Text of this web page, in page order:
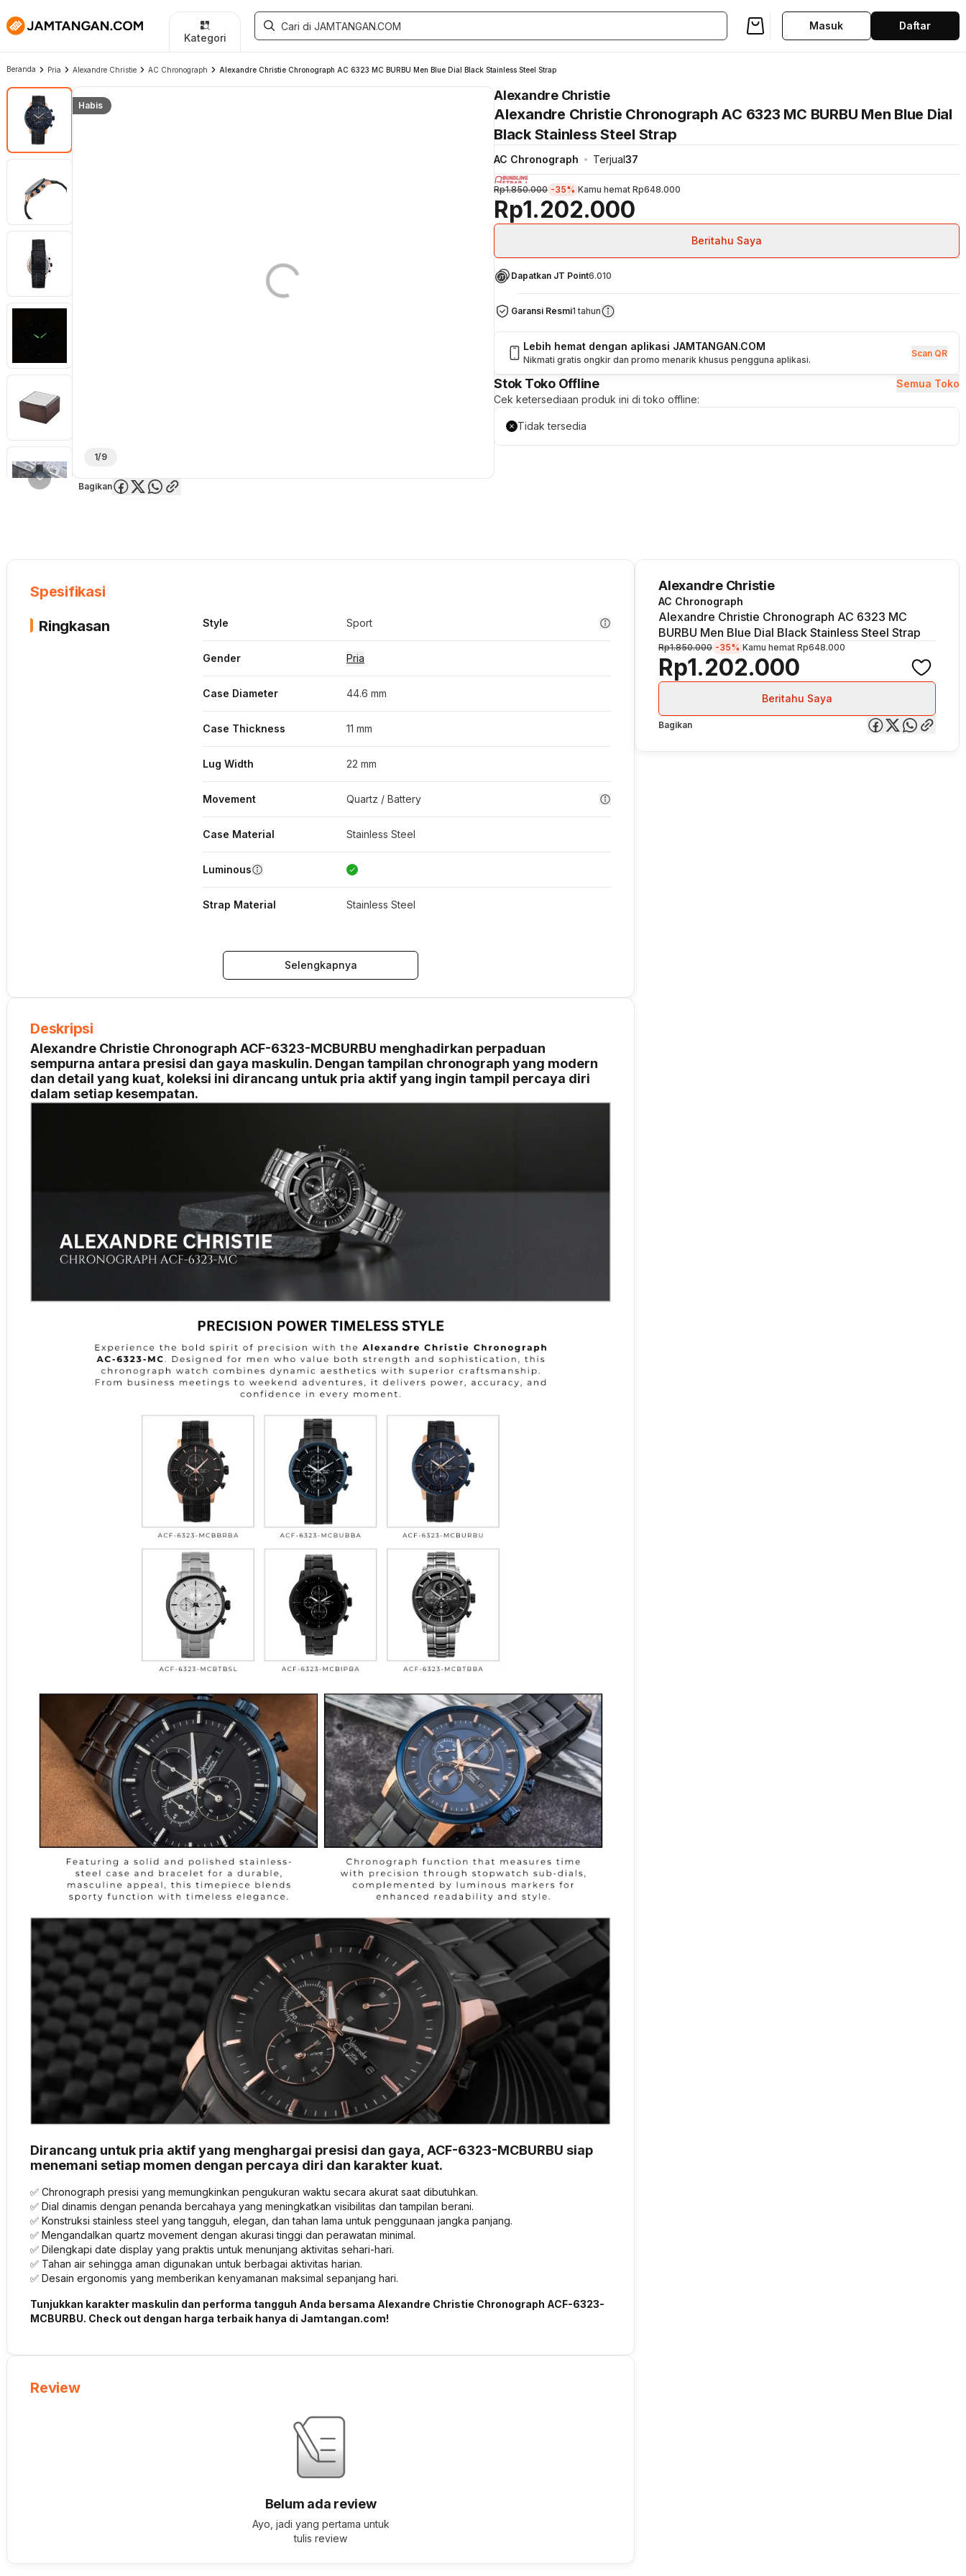
Kategori
Masuk Daftar
Beranda Pria Alexandre Christie AC Chronograph Alexandre Christie Chronograph AC 6323 MC BURBU Men Blue Dial Black Stainless Steel Strap
Habis
1/9
Bagikan
Alexandre Christie
Alexandre Christie Chronograph AC 6323 MC BURBU Men Blue Dial
Black Stainless Steel Strap
AC Chronograph Terjual37
Rp1.202.000
Rp1.850.000 -35% Kamu hemat Rp648.000
Beritahu Saya
Dapatkan JT Point6.010
Garansi Resmi1 tahun
Lebih hemat dengan aplikasi JAMTANGAN.COM
Nikmati gratis ongkir dan promo menarik khusus pengguna aplikasi.
Scan QR
Stok Toko Offline
Semua Toko
Cek ketersediaan produk ini di toko offline:
Tidak tersedia
Spesifikasi
Ringkasan
Style Sport
Gender Pria
Case Diameter 44.6 mm
Case Thickness 11 mm
Lug Width 22 mm
Movement Quartz / Battery
Case Material Stainless Steel
Luminous
Strap Material Stainless Steel
Selengkapnya
Deskripsi
Alexandre Christie Chronograph ACF-6323-MCBURBU menghadirkan perpaduan
sempurna antara presisi dan gaya maskulin. Dengan tampilan chronograph yang modern
dan detail yang kuat, koleksi ini dirancang untuk pria aktif yang ingin tampil percaya diri
dalam setiap kesempatan.
Dirancang untuk pria aktif yang menghargai presisi dan gaya, ACF-6323-MCBURBU siap
menemani setiap momen dengan percaya diri dan karakter kuat.
✅ Chronograph presisi yang memungkinkan pengukuran waktu secara akurat saat dibutuhkan.
✅ Dial dinamis dengan penanda bercahaya yang meningkatkan visibilitas dan tampilan berani.
✅ Konstruksi stainless steel yang tangguh, elegan, dan tahan lama untuk penggunaan jangka panjang.
✅ Mengandalkan quartz movement dengan akurasi tinggi dan perawatan minimal.
✅ Dilengkapi date display yang praktis untuk menunjang aktivitas sehari-hari.
✅ Tahan air sehingga aman digunakan untuk berbagai aktivitas harian.
✅ Desain ergonomis yang memberikan kenyamanan maksimal sepanjang hari.
Tunjukkan karakter maskulin dan performa tangguh Anda bersama Alexandre Christie Chronograph ACF-6323-
MCBURBU. Check out dengan harga terbaik hanya di Jamtangan.com!
Review
Belum ada review
Ayo, jadi yang pertama untuk
tulis review
Alexandre Christie
AC Chronograph
Alexandre Christie Chronograph AC 6323 MC
BURBU Men Blue Dial Black Stainless Steel Strap
Rp1.202.000
Rp1.850.000 -35% Kamu hemat Rp648.000
Beritahu Saya
Bagikan